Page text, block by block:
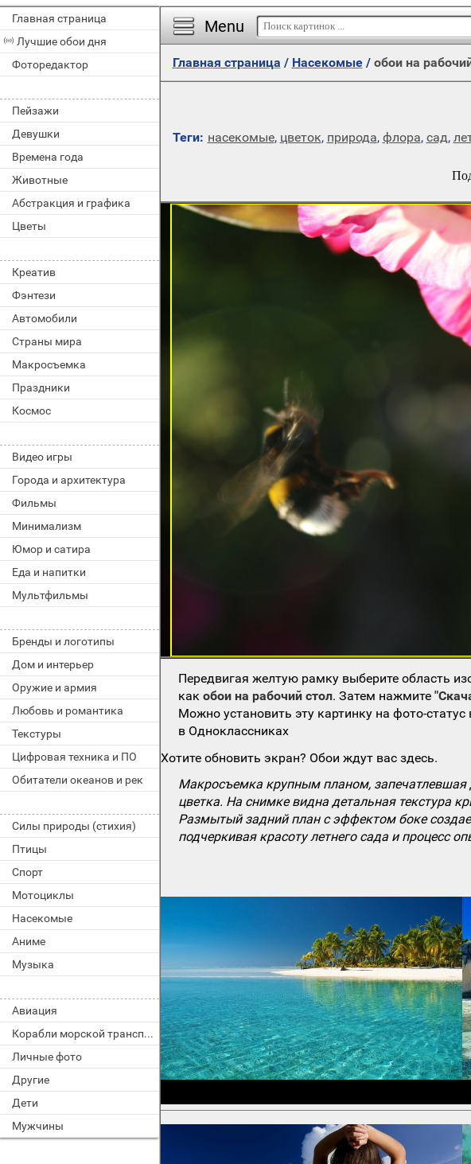
Главная страница
Лучшие обои дня
Фоторедактор
Пейзажи
Девушки
Времена года
Животные
Абстракция и графика
Цветы
Креатив
Фэнтези
Автомобили
Страны мира
Макросъемка
Праздники
Космос
Видео игры
Города и архитектура
Фильмы
Минимализм
Юмор и сатира
Еда и напитки
Мультфильмы
Бренды и логотипы
Дом и интерьер
Оружие и армия
Любовь и романтика
Текстуры
Цифровая техника и ПО
Обитатели океанов и рек
Силы природы (стихия)
Птицы
Спорт
Мотоциклы
Насекомые
Аниме
Музыка
Авиация
Корабли морской транспорт
Личные фото
Другие
Дети
Мужчины
Menu
Главная страница / Насекомые/ обои на
Теги: насекомые, цветок, природа, флора, сад,
Передвигая желтую рамку выберите область
какобои на рабочий стол. Затем нажмите
Можно установить эту картинку на фото-
в Одноклассниках
Хотите обновить экран? Обои ждут вас здесь.
Макросъемка крупным планом,
цветка. На снимке видна детальная текстура
Размытый задний план с эффектом боке
подчеркивая красоту летнего сада и процесс